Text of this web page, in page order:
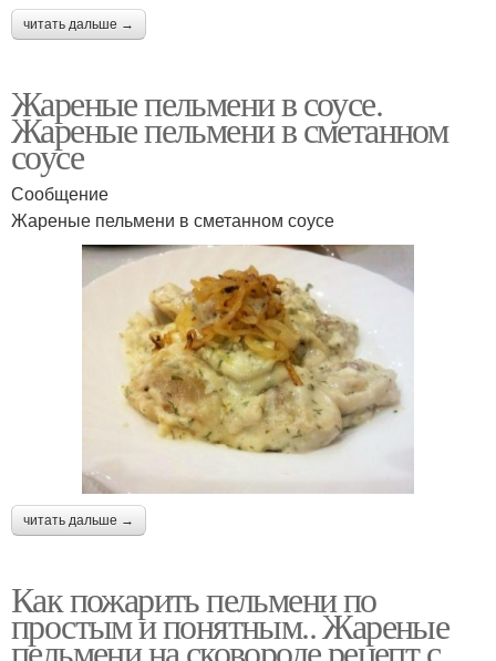
читать дальше →
Жареные пельмени в соусе.
Жареные пельмени в сметанном
соусе
Сообщение
Жареные пельмени в сметанном соусе
читать дальше →
Как пожарить пельмени по
простым и понятным.. Жареные
пельмени на сковороде рецепт с